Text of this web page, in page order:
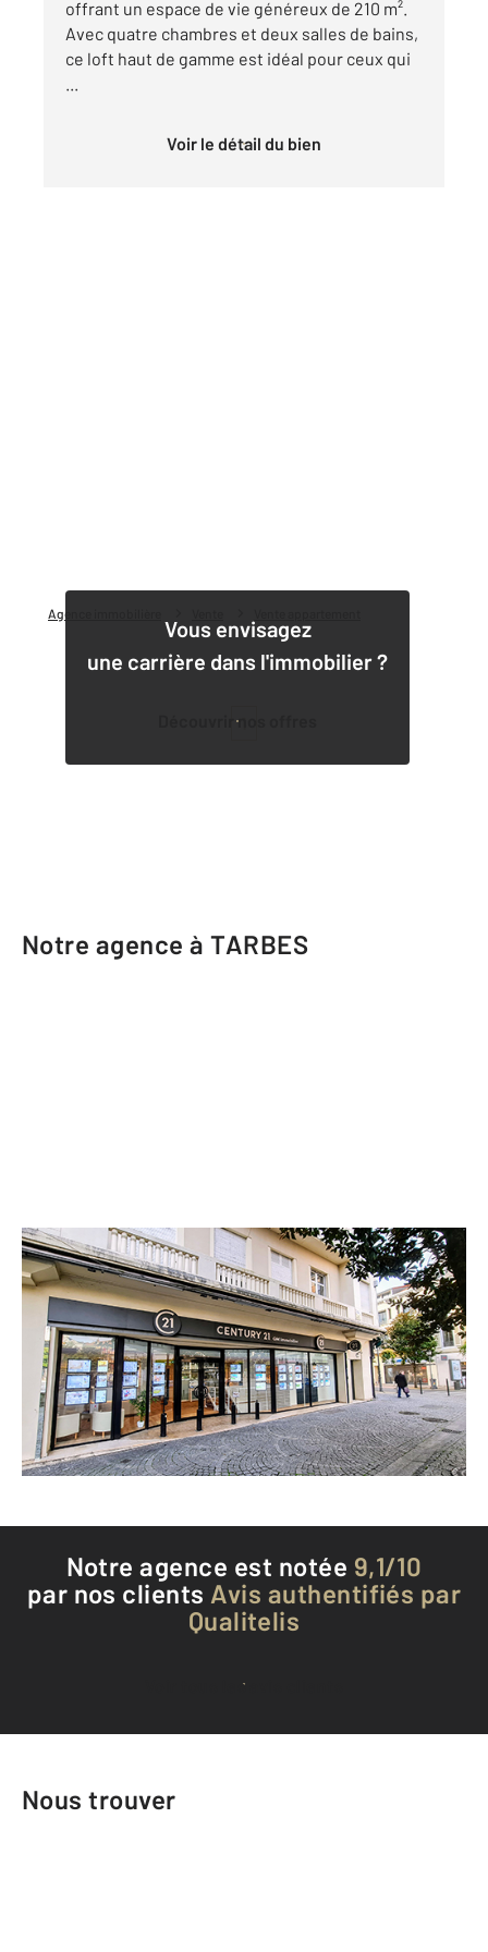
Agence immobilière
offrant un espace de vie généreux de 210 m².
Avec quatre chambres et deux salles de bains,
ce loft haut de gamme est idéal pour ceux qui
...
Voir le détail du bien
Vous envisagez
une carrière dans l'immobilier ?
Découvrir nos offres
Notre agence à TARBES
CENTURY 21 GM Immobilier
4 Place de Verdun
TARBES - 65000
Envoyer un message
Téléphoner à l'agence
Notre agence est notée 9,1/10
par nos clients Avis authentifiés par
Qualitelis
Voir tous les avis clients
Nous trouver